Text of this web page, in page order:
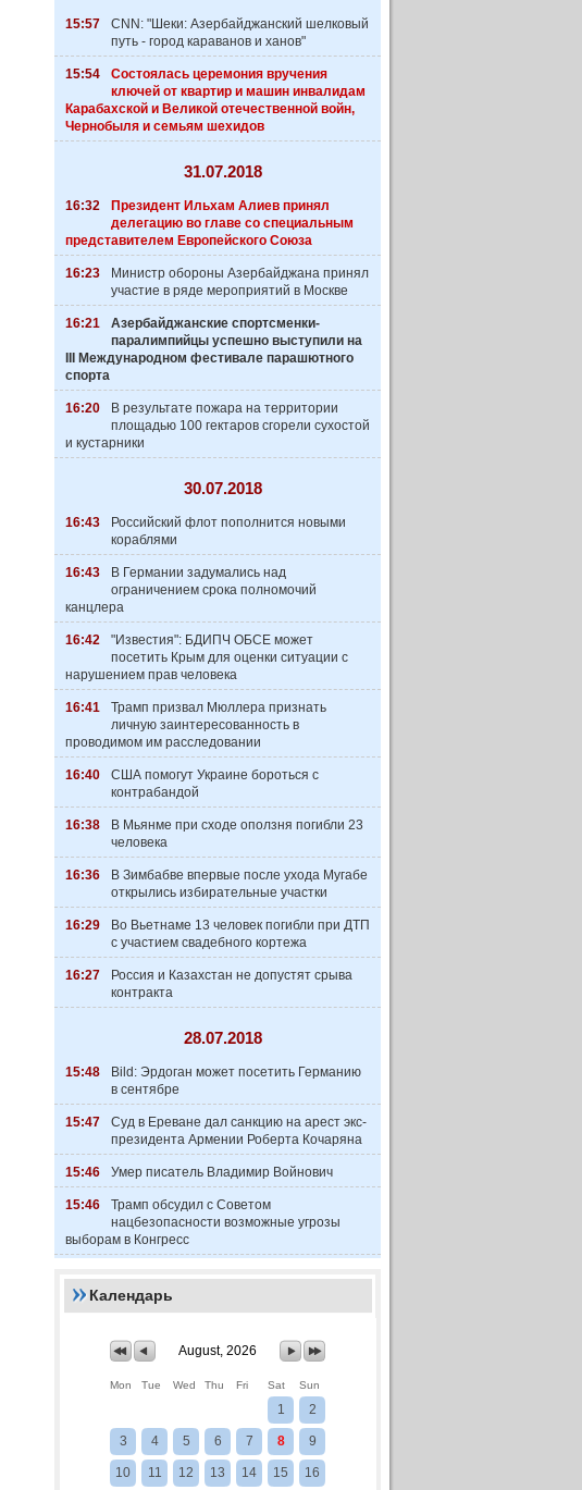
15:57
CNN: "Шеки: Азербайджанский шелковый
путь - город караванов и ханов"
15:54
Состоялась церемония вручения
ключей от квартир и машин инвалидам
Карабахской и Великой отечественной войн,
Чернобыля и семьям шехидов
31.07.2018
16:32
Президент Ильхам Алиев принял
делегацию во главе со специальным
представителем Европейского Союза
16:23
Министр обороны Азербайджана принял
участие в ряде мероприятий в Москве
16:21
Азербайджанские спортсменки-
паралимпийцы успешно выступили на
III Международном фестивале парашютного
спорта
16:20
В результате пожара на территории
площадью 100 гектаров сгорели сухостой
и кустарники
30.07.2018
16:43
Российский флот пополнится новыми
кораблями
16:43
В Германии задумались над
ограничением срока полномочий
канцлера
16:42
"Известия": БДИПЧ ОБСЕ может
посетить Крым для оценки ситуации с
нарушением прав человека
16:41
Трамп призвал Мюллера признать
личную заинтересованность в
проводимом им расследовании
16:40
США помогут Украине бороться с
контрабандой
16:38
В Мьянме при сходе оползня погибли 23
человека
16:36
В Зимбабве впервые после ухода Мугабе
открылись избирательные участки
16:29
Во Вьетнаме 13 человек погибли при ДТП
с участием свадебного кортежа
16:27
Россия и Казахстан не допустят срыва
контракта
28.07.2018
15:48
Bild: Эрдоган может посетить Германию
в сентябре
15:47
Суд в Ереване дал санкцию на арест экс-
президента Армении Роберта Кочаряна
15:46 Умер писатель Владимир Войнович
15:46
Трамп обсудил с Советом
нацбезопасности возможные угрозы
выборам в Конгресс
Календарь
August, 2026
Mon Tue Wed Thu Fri Sat Sun
1 2
3 4 5 6 7 8 9
10 11 12 13 14 15 16